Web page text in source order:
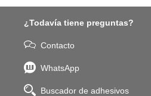
¿Todavía tiene preguntas?
Contacto
WhatsApp
Buscador de adhesivos